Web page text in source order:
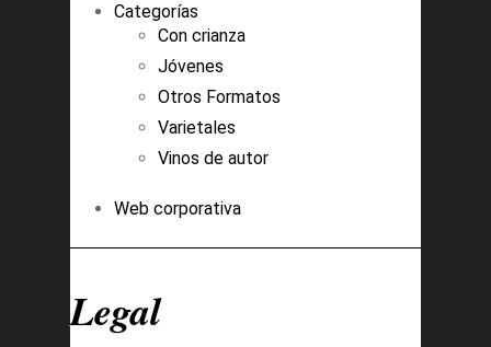
Categorías
Con crianza
Jóvenes
Otros Formatos
Varietales
Vinos de autor
Web corporativa
Legal